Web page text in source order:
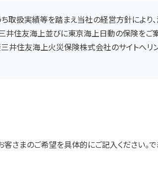
扱実績等を踏まえ当社の経営方針により
井住友海上並びに東京海上日動の保険をご
井住友海上火災保険株式会社のサイトへリン
客さまのご希望を具体的にご記入ください